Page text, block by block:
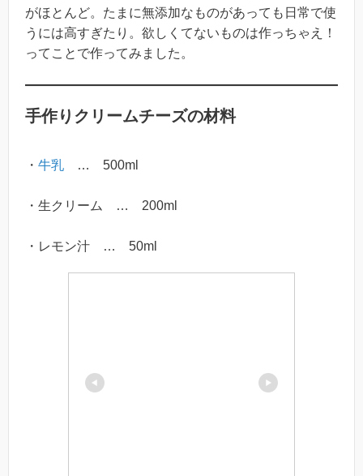
がほとんど。たまに無添加なものがあっても日常で使
うには高すぎたり。欲しくてないものは作っちゃえ！
ってことで作ってみました。
手作りクリームチーズの材料
・ 牛乳 … 500ml
・生クリーム … 200ml
・レモン汁 … 50ml